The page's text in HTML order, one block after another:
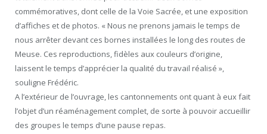
commémoratives, dont celle de la Voie Sacrée, et une exposition
d’affiches et de photos. « Nous ne prenons jamais le temps de
nous arrêter devant ces bornes installées le long des routes de
Meuse. Ces reproductions, fidèles aux couleurs d’origine,
laissent le temps d’apprécier la qualité du travail réalisé »,
souligne Frédéric.
A l’extérieur de l’ouvrage, les cantonnements ont quant à eux fait
l’objet d’un réaménagement complet, de sorte à pouvoir accueillir
des groupes le temps d’une pause repas.